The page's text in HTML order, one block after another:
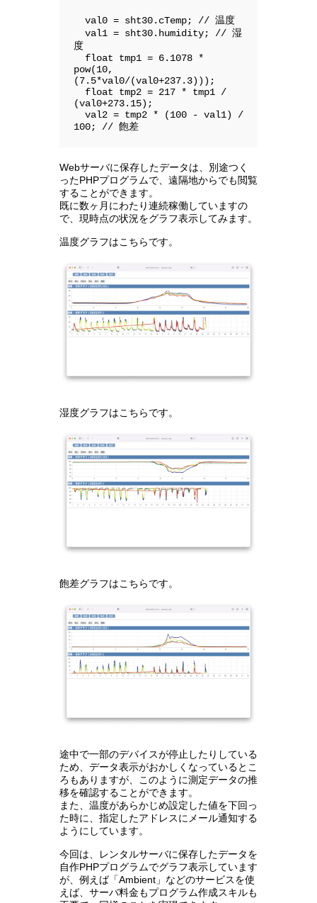
度
pow(10,
(7.5*val0/(val0+237.3)));
(val0+273.15);
100; // 飽差
Webサーバに保存したデータは、別途つく
ったPHPプログラムで、遠隔地からでも閲覧
することができます。
既に数ヶ月にわたり連続稼働していますの
で、現時点の状況をグラフ表示してみます。
温度グラフはこちらです。
湿度グラフはこちらです。
飽差グラフはこちらです。
途中で一部のデバイスが停止したりしている
ため、データ表示がおかしくなっているとこ
ろもありますが、このように測定データの推
移を確認することができます。
また、温度があらかじめ設定した値を下回っ
た時に、指定したアドレスにメール通知する
ようにしています。
今回は、レンタルサーバに保存したデータを
自作PHPプログラムでグラフ表示しています
が、例えば「Ambient」などのサービスを使
えば、サーバ料金もプログラム作成スキルも